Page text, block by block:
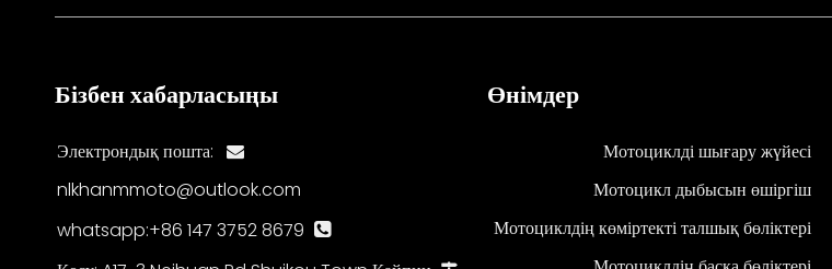
Өнімдер
Мотоциклді шығару жүйесі
Мотоцикл дыбысын өшіргіш
Мотоциклдің көміртекті талшық бөліктері
Бізбен хабарласыңы

Электрондық пошта:
nlkhanmmoto@outlook.com

whatsapp:+86 147 3752 8679